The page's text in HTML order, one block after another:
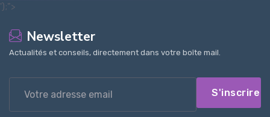
');">
Newsletter
Actualités et conseils, directement dans votre boîte mail.
S'inscrire